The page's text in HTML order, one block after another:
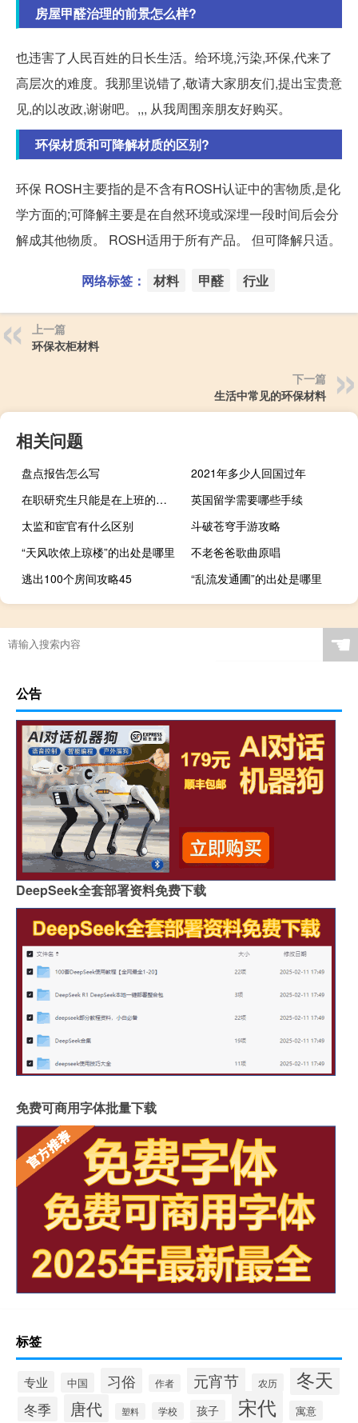
房屋甲醛治理的前景怎么样?
也违害了人民百姓的日长生活。给环境,污染,环保,代来了
高层次的难度。我那里说错了,敬请大家朋友们,提出宝贵意
见,的以改政,谢谢吧。,,, 从我周围亲朋友好购买。
环保材质和可降解材质的区别?
环保 ROSH主要指的是不含有ROSH认证中的害物质,是化
学方面的;可降解主要是在自然环境或深埋一段时间后会分
解成其他物质。 ROSH适用于所有产品。 但可降解只适。
网络标签： 材料 甲醛 行业
上一篇
环保衣柜材料
下一篇
生活中常见的环保材料
相关问题
盘点报告怎么写
2021年多少人回国过年
在职研究生只能是在上班的时候报吗
英国留学需要哪些手续
太监和宦官有什么区别
斗破苍穹手游攻略
“天风吹侬上琼楼”的出处是哪里
不老爸爸歌曲原唱
逃出100个房间攻略45
“乱流发通圃”的出处是哪里
☚
公告
DeepSeek全套部署资料免费下载
免费可商用字体批量下载
标签
专业 中国 习俗 作者 元宵节 农历 冬天
冬季 唐代 塑料 学校 孩子 宋代 寓意